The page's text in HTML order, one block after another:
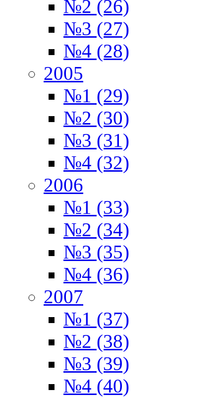
№2 (26)
№3 (27)
№4 (28)
2005
№1 (29)
№2 (30)
№3 (31)
№4 (32)
2006
№1 (33)
№2 (34)
№3 (35)
№4 (36)
2007
№1 (37)
№2 (38)
№3 (39)
№4 (40)